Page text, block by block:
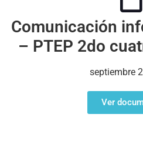
Servicios
Mejoramiento de
Vivienda
Vivienda Nueva
Notificaciones
Comunicación
– PTEP 2do
septiembre
Ver